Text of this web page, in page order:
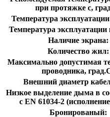
при протяжке с,
Температура
Температура эксплуатации
Наличие экрана:
Количество жил:
Максимально допустимая
проводника,
Внешний диаметр
Низкое выделение дыма в
с EN 61034-2
Бронированый: